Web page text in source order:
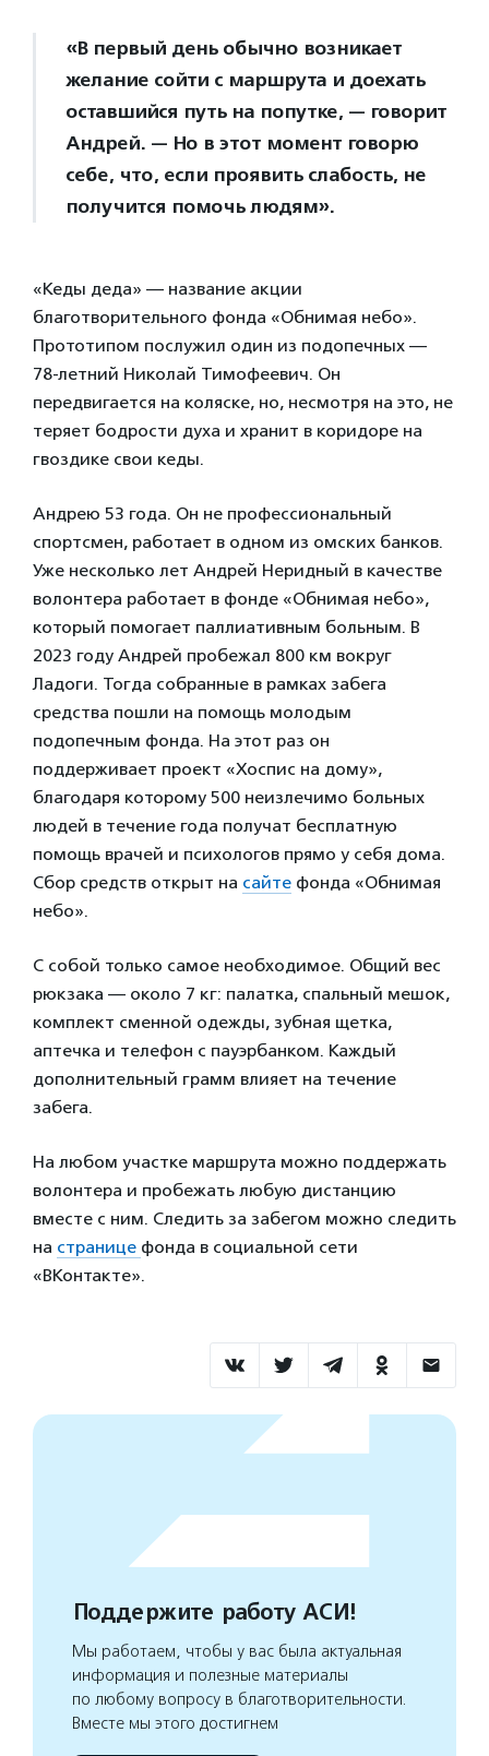
«В первый день обычно возникает
желание сойти с маршрута и доехать
оставшийся путь на попутке, — говорит
Андрей. — Но в этот момент говорю
себе, что, если проявить слабость, не
получится помочь людям».
«Кеды деда» — название акции
благотворительного фонда «Обнимая небо».
Прототипом послужил один из подопечных —
78-летний Николай Тимофеевич. Он
передвигается на коляске, но, несмотря на это, не
теряет бодрости духа и хранит в коридоре на
гвоздике свои кеды.
Андрею 53 года. Он не профессиональный
спортсмен, работает в одном из омских банков.
Уже несколько лет Андрей Неридный в качестве
волонтера работает в фонде «Обнимая небо»,
который помогает паллиативным больным. В
2023 году Андрей пробежал 800 км вокруг
Ладоги. Тогда собранные в рамках забега
средства пошли на помощь молодым
подопечным фонда. На этот раз он
поддерживает проект «Хоспис на дому»,
благодаря которому 500 неизлечимо больных
людей в течение года получат бесплатную
помощь врачей и психологов прямо у себя дома.
Сбор средств открыт на сайте фонда «Обнимая
небо».
С собой только самое необходимое. Общий вес
рюкзака — около 7 кг: палатка, спальный мешок,
комплект сменной одежды, зубная щетка,
аптечка и телефон с пауэрбанком. Каждый
дополнительный грамм влияет на течение
забега.
На любом участке маршрута можно поддержать
волонтера и пробежать любую дистанцию
вместе с ним. Следить за забегом можно следить
на странице фонда в социальной сети
«ВКонтакте».
Поддержите работу АСИ!
Мы работаем, чтобы у вас была актуальная
информация и полезные материалы
по любому вопросу в благотворительности.
Вместе мы этого достигнем